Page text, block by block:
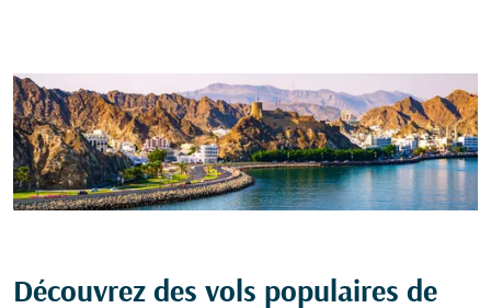
Découvrez des vols populaires de